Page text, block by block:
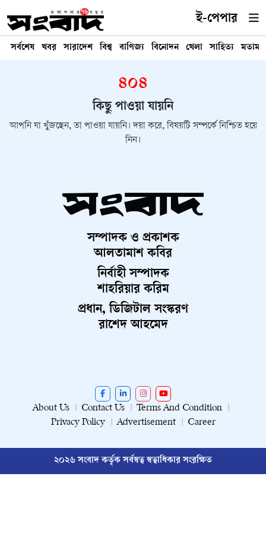
ই-পেপার
সর্বশেষ খবর সারাদেশ বিশ্ব বাণিজ্য বিনোদন খেলা সাহিত্য মতামত
৪০৪
কিছু পাওয়া যায়নি
আপনি যা খুঁজছেন, তা পাওয়া যায়নি। দয়া করে, বিষয়টি সম্পর্কে নিশ্চিত হয়ে
নিন।
সম্পাদক ও প্রকাশক
আলতামাশ কবির
নির্বাহী সম্পাদক
শাহরিয়ার করিম
প্রধান, ডিজিটাল সংস্করণ
রাশেদ আহমেদ
About Us Contact Us
Terms And Condition
Privacy Policy
Advertisement Career
২০২৬ সংবাদ কর্তৃক সর্বস্বত্ব স্বত্বাধিকার সংরক্ষিত